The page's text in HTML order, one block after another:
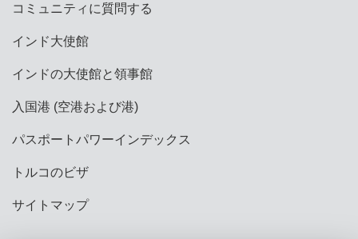
コミュニティに質問する
インド大使館
インドの大使館と領事館
入国港 (空港および港)
パスポートパワーインデックス
トルコのビザ
サイトマップ